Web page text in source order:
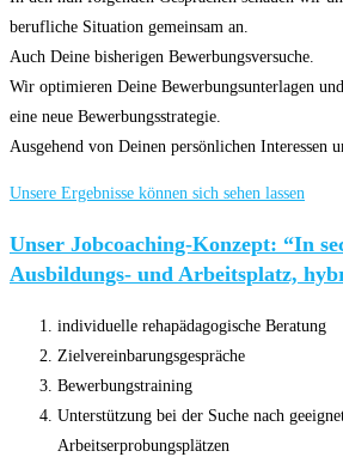
berufliche Situation gemeinsam an.
Auch Deine bisherigen Bewerbungsversuche.
Wir optimieren Deine Bewerbungsunterlagen
eine neue Bewerbungsstrategie.
Ausgehend von Deinen persönlichen Interessen
Unsere Ergebnisse können sich sehen lassen
Unser Jobcoaching-Konzept: “In
Ausbildungs- und Arbeitsplatz,
individuelle rehapädagogische Beratung
Zielvereinbarungsgespräche
Bewerbungstraining
Unterstützung bei der Suche nach
Arbeitserprobungsplätzen